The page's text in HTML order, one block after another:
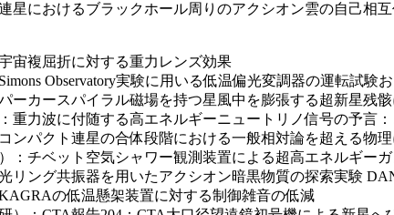
星におけるブラックホール周りのアクシオン雲の自己相
宙複屈折に対する重力レンズ効果
Observatory実験に用いる低温偏光変調器の運転試験
ーカースパイラル磁場を持つ星風中を膨張する超新星残
重力波に付随する高エネルギーニュートリノ信号の予言
ンパクト連星の合体段階における一般相対論を超える物
：チベット空気シャワー観測装置による超高エネルギー
リング共振器を用いたアクシオン暗黒物質の探索実験
の低温懸架装置に対する制御雑音の低減